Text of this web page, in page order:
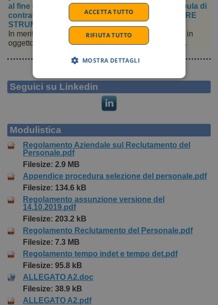
al fine di individuare personale idoneo per la stipula di
contratti a tempo indeterminato quale INFERMIERE
STRUMENTISTA DI SALA OPERATORIA
In merito alla convocazione dell'avviso di selezione in
oggetto, SI COMUNICA CHE la prova SCRITTA …
Seguici su Linkedin
Modulistica
Regolamento Aziendale sul Reclutamento del
Personale.pdf
Filesize: 2.9 MB
Appendice procedura selezione del personale.pdf
Filesize: 134.6 kB
Regolamento assunzione versione del
14.10.2019.pdf
Filesize: 203.2 kB
Regolamento Reclutamento del Personale.pdf
Filesize: 7.3 MB
Regolamento tempo indet e tempo det.pdf
Filesize: 95.8 kB
ALLEGATO A2.doc
Filesize: 38.9 kB
ALLEGATO A2.pdf
ACCETTA TUTTO
RIFIUTA TUTTO
MOSTRA DETTAGLI